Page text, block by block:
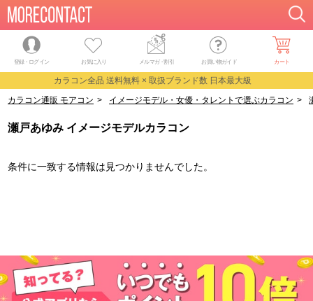
登録・ログイン お気に入り メルマガ・割引 お買い物ガイド カート
カラコン全品 送料無料 × 取扱ブランド数 日本最大級
カラコン通販 モアコン > イメージモデル・女優・タレントで選ぶカラコン >
瀬戸あゆみ イメージモデルカラコン
条件に一致する情報は見つかりませんでした。